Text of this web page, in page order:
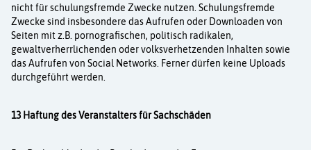
nicht für schulungsfremde Zwecke nutzen. Schulungsfremde
Zwecke sind insbesondere das Aufrufen oder Downloaden von
Seiten mit z.B. pornografischen, politisch radikalen,
gewaltverherrlichenden oder volks­verhetzenden Inhalten sowie
das Aufrufen von Social Networks. Ferner dürfen keine Uploads
durchgeführt werden.
13 Haftung des Veranstalters für Sachschäden